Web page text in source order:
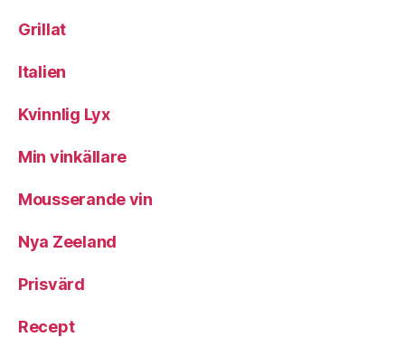
Grillat
Italien
Kvinnlig Lyx
Min vinkällare
Mousserande vin
Nya Zeeland
Prisvärd
Recept